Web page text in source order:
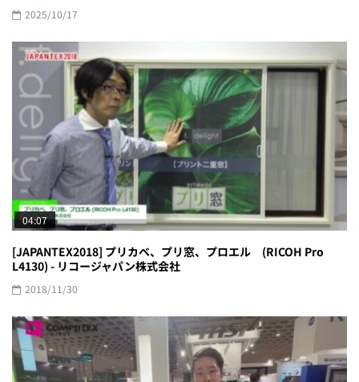
2025/10/17
04:07
[JAPANTEX2018] プリカベ、プリ窓、プロエル (RICOH Pro
L4130) - リコージャパン株式会社
2018/11/30